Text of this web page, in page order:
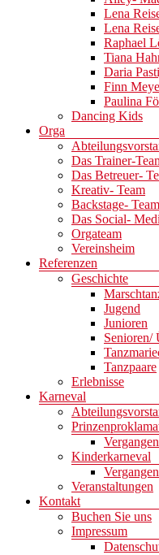
Lena
Lena
Raphael
Tiana
Daria
Finn
Paulina
Dancing Kids
Orga
Das Trainer-
Das Betreuer-
Kreativ- Team
Backstage- Team
Das Social-
Orgateam
Vereinsheim
Referenzen
Geschichte
Jugend
Junioren
Senioren/
Tanzpaare
Erlebnisse
Karneval
Kinderkarneval
Veranstaltungen
Kontakt
Buchen Sie uns
Impressum